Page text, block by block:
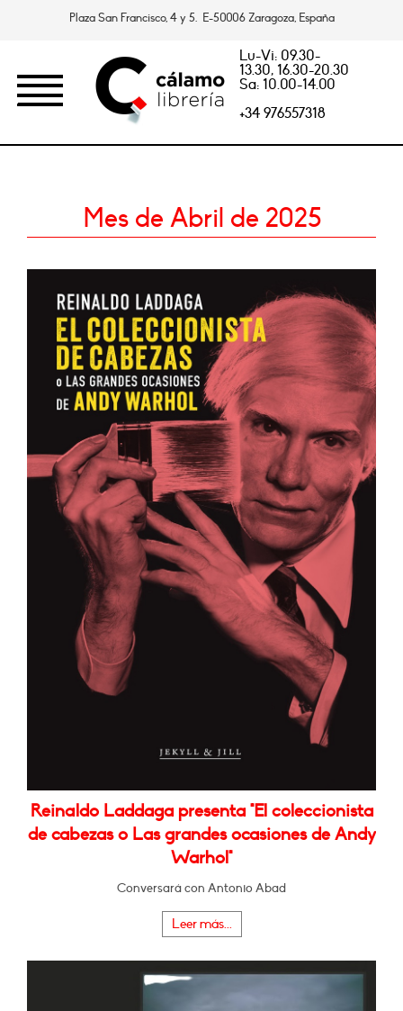
Plaza San Francisco, 4 y 5. E-50006 Zaragoza, España
Lu-Vi: 09.30-
13.30, 16.30-20.30
Sa: 10.00-14.00
+34 976557318
Mes de Abril de 2025
Reinaldo Laddaga presenta "El coleccionista
de cabezas o Las grandes ocasiones de Andy
Warhol"
Conversará con Antonio Abad
Leer más...